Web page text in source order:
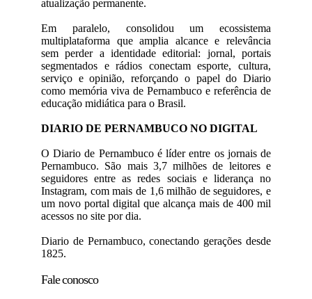
atualização permanente.
Em paralelo, consolidou um ecossistema
multiplataforma que amplia alcance e relevância
sem perder a identidade editorial: jornal, portais
segmentados e rádios conectam esporte, cultura,
serviço e opinião, reforçando o papel do Diario
como memória viva de Pernambuco e referência de
educação midiática para o Brasil.
DIARIO DE PERNAMBUCO NO DIGITAL
O Diario de Pernambuco é líder entre os jornais de
Pernambuco. São mais 3,7 milhões de leitores e
seguidores entre as redes sociais e liderança no
Instagram, com mais de 1,6 milhão de seguidores, e
um novo portal digital que alcança mais de 400 mil
acessos no site por dia.
Diario de Pernambuco, conectando gerações desde
1825.
Fale conosco